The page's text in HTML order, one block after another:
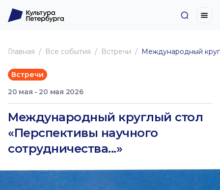
Главная Все события Встречи Международный
Встречи
20 мая - 20 мая 2026
Международный круглый стол
«Перспективы научного
сотрудничества...»